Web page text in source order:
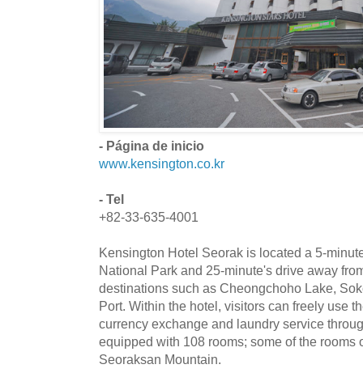
- Página de inicio
www.kensington.co.kr
- Tel
+82-33-635-4001
Kensington Hotel Seorak is located a 5-
National Park and 25-minute's drive away
destinations such as Cheongchoho Lake,
Port. Within the hotel, visitors can freely use
currency exchange and laundry service
equipped with 108 rooms; some of the rooms
Seoraksan Mountain.